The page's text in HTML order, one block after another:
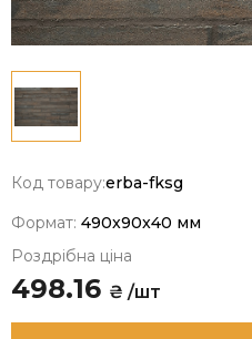
Код товару:erba-fksg
Формат: 490x90x40 мм
Роздрібна ціна
498.16 ₴ /шт